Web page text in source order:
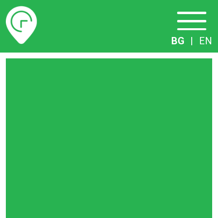
Разписание
BG | EN